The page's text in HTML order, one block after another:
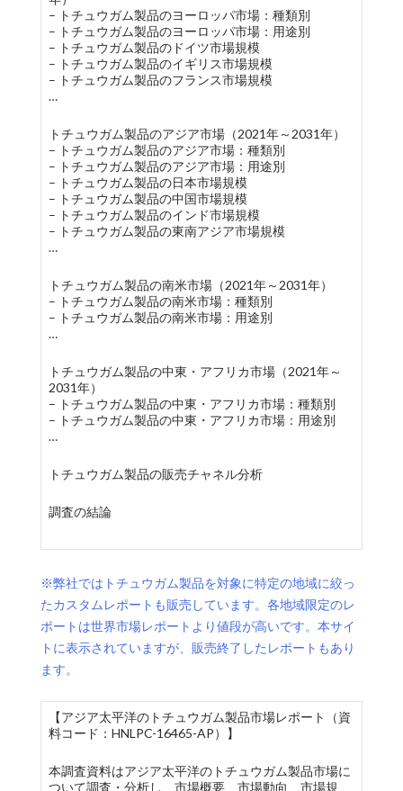
– トチュウガム製品のヨーロッパ市場：種類別
– トチュウガム製品のヨーロッパ市場：用途別
– トチュウガム製品のドイツ市場規模
– トチュウガム製品のイギリス市場規模
– トチュウガム製品のフランス市場規模
…
トチュウガム製品のアジア市場（2021年～2031年）
– トチュウガム製品のアジア市場：種類別
– トチュウガム製品のアジア市場：用途別
– トチュウガム製品の日本市場規模
– トチュウガム製品の中国市場規模
– トチュウガム製品のインド市場規模
– トチュウガム製品の東南アジア市場規模
…
トチュウガム製品の南米市場（2021年～2031年）
– トチュウガム製品の南米市場：種類別
– トチュウガム製品の南米市場：用途別
…
トチュウガム製品の中東・アフリカ市場（2021年～
2031年）
– トチュウガム製品の中東・アフリカ市場：種類別
– トチュウガム製品の中東・アフリカ市場：用途別
…
トチュウガム製品の販売チャネル分析
調査の結論
※弊社ではトチュウガム製品を対象に特定の地域に絞っ
たカスタムレポートも販売しています。各地域限定のレ
ポートは世界市場レポートより値段が高いです。本サイ
トに表示されていますが、販売終了したレポートもあり
ます。
【アジア太平洋のトチュウガム製品市場レポート（資
料コード：HNLPC-16465-AP）】
本調査資料はアジア太平洋のトチュウガム製品市場に
ついて調査・分析し、市場概要、市場動向、市場規